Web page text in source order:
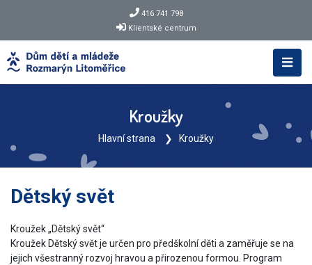
416 741 798
Klientské centrum
Kroužky
Hlavní strana Kroužky
Dětský svět
Kroužek „Dětský svět“
Kroužek Dětský svět je určen pro předškolní děti a zaměřuje se na
jejich všestranný rozvoj hravou a přirozenou formou. Program